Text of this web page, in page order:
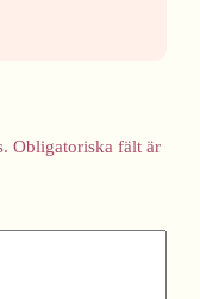
Obligatoriska fält är